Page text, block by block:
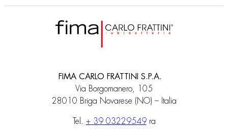
FIMA CARLO FRATTINI S.P.A.
Via Borgomanero, 105
28010 Briga Novarese (NO) – Italia
Tel. + 39 03229549ra